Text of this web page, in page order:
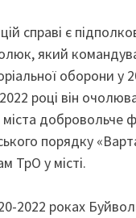
справі є
який
оборони у
році він
міста добровольче
порядку
ТрО у місті.
2022 роках